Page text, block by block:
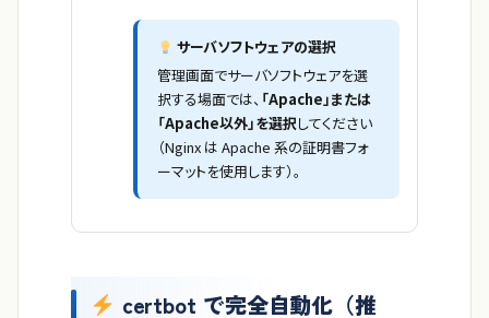
サーバソフトウェアの選択
管理画面でサーバソフトウェアを選
択する場面では、 「Apache」または
「Apache以外」を選択してください
（Nginx は Apache 系の証明書フォ
ーマットを使用します）。
certbot で完全自動化（推